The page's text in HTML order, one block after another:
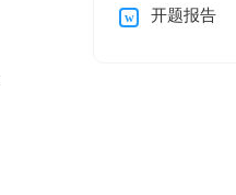
开题报告